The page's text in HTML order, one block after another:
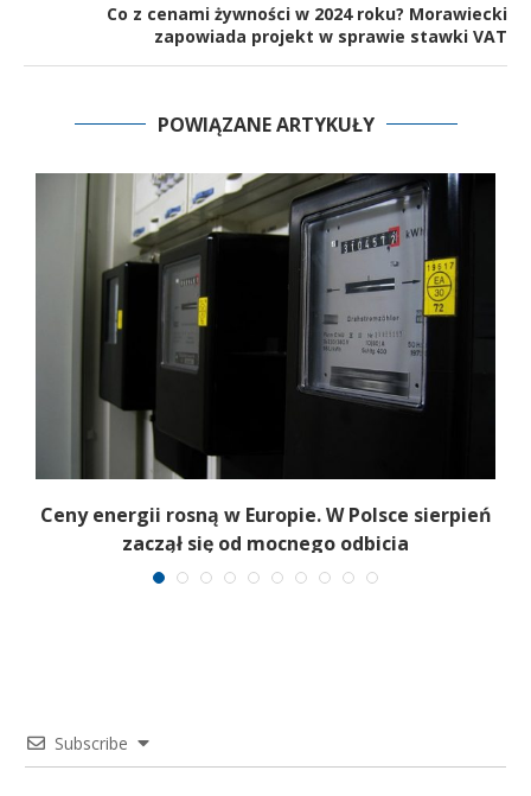
Co z cenami żywności w 2024 roku? Morawiecki
zapowiada projekt w sprawie stawki VAT
POWIĄZANE ARTYKUŁY
Ceny energii rosną w Europie. W Polsce sierpień
zaczął się od mocnego odbicia
Subscribe